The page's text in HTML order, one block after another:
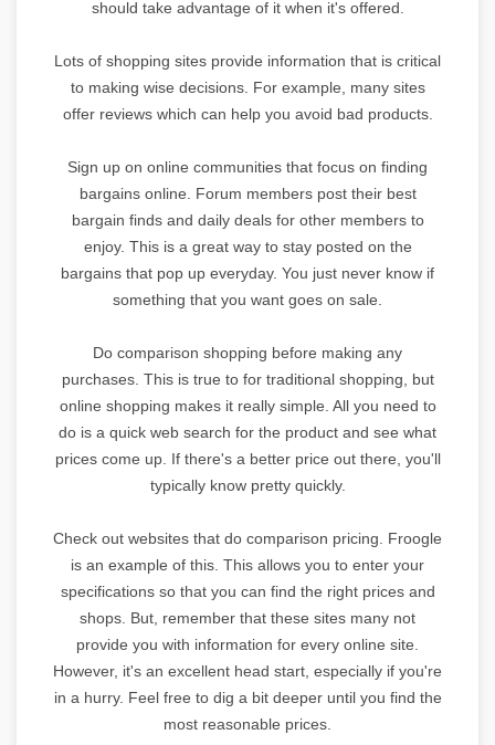
should take advantage of it when it's offered.
Lots of shopping sites provide information that is critical
to making wise decisions. For example, many sites
offer reviews which can help you avoid bad products.
Sign up on online communities that focus on finding
bargains online. Forum members post their best
bargain finds and daily deals for other members to
enjoy. This is a great way to stay posted on the
bargains that pop up everyday. You just never know if
something that you want goes on sale.
Do comparison shopping before making any
purchases. This is true to for traditional shopping, but
online shopping makes it really simple. All you need to
do is a quick web search for the product and see what
prices come up. If there's a better price out there, you'll
typically know pretty quickly.
Check out websites that do comparison pricing. Froogle
is an example of this. This allows you to enter your
specifications so that you can find the right prices and
shops. But, remember that these sites many not
provide you with information for every online site.
However, it's an excellent head start, especially if you're
in a hurry. Feel free to dig a bit deeper until you find the
most reasonable prices.